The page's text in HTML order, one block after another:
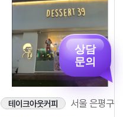
테이크아웃커피 서울 은평구
상담
문의